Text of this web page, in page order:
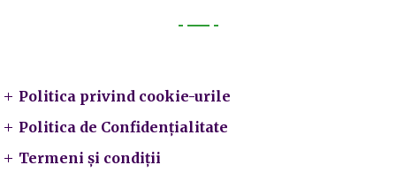
Politica privind cookie-urile
Politica de Confidențialitate
Termeni și condiții